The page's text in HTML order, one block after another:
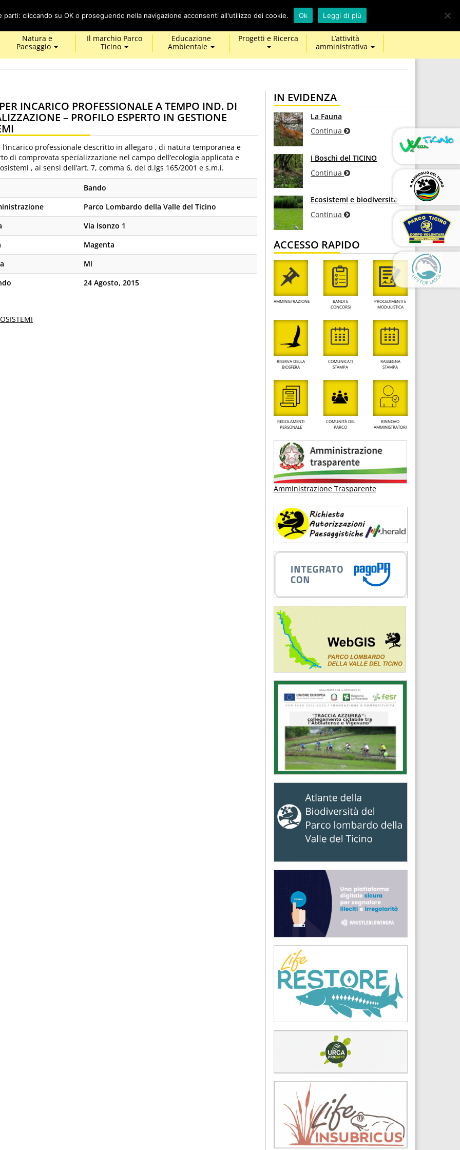
Cerca
map-
marker
calendar
Natura e
Paesaggio
Il marchio Parco
Ticino
Educazione
Ambientale
Progetti e Ricerca
L’attività
amministrativa
INCARICO PROFESSIONALE A TEMPO IND. DI
– PROFILO ESPERTO IN GESTIONE
l’incarico professionale descritto in allegaro , di natura temporanea e
di comprovata specializzazione nel campo dell’ecologia applicata e
, ai sensi dell’art. 7, comma 6, del d.lgs 165/2001 e s.m.i.
Bando
Parco Lombardo della Valle del Ticino
Via Isonzo 1
Magenta
Mi
24 Agosto, 2015
IN EVIDENZA
La Fauna
Continua
I Boschi del TICINO
Continua
Ecosistemi e biodiversità
Continua
ACCESSO RAPIDO
AMMINISTRAZIONE
BANDI E
CONCORSI
PROCEDIMENTI E
MODULISTICA
RISERVA DELLA
BIOSFERA
COMUNICATI
STAMPA
RASSEGNA
STAMPA
REGOLAMENTI
PERSONALE
COMUNITÀ DEL
PARCO
RINNOVO
AMMINISTRATORI
Amministrazione Trasparente
cliccando su OK o proseguendo nella navigazione acconsenti all'utilizzo dei cookie. Ok Leggi di più